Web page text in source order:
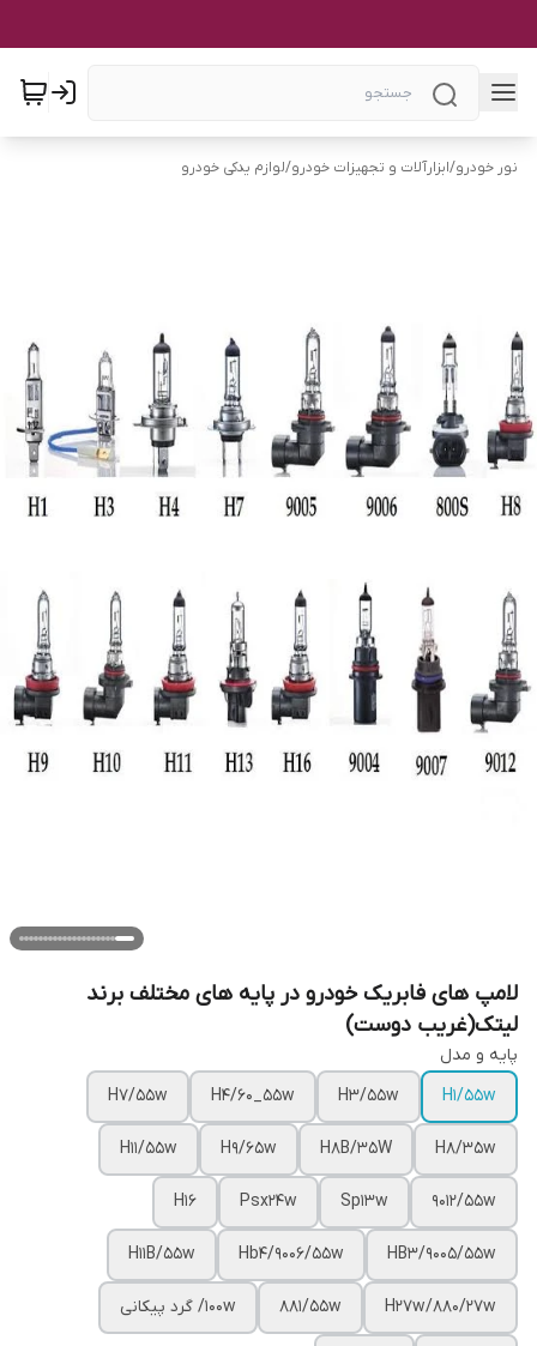
نور خودرو/ابزارآلات و تجهیزات خودرو/لوازم یدکی خودرو
لامپ های فابریک خودرو در پایه های مختلف برند
لیتک(غریب دوست)
پایه و مدل
H1/55w
H3/55w
H4/60_55w
H7/55w
H8/35w
H8B/35W
H9/65w
H11/55w
9012/۵۵w Sp13w
Psx24w
H16
HB3/9005/55w
Hb4/9006/55w
H11B/55w
H27w/880/27w
881/55w ۱۰۰w/ گرد پیکانی